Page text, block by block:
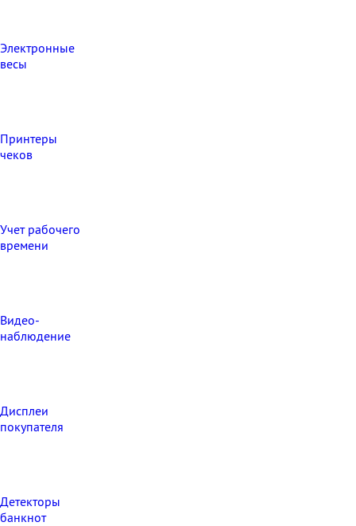
Электронные
весы
Принтеры
чеков
Учет рабочего
времени
Видео‑
наблюдение
Дисплеи
покупателя
Детекторы
банкнот